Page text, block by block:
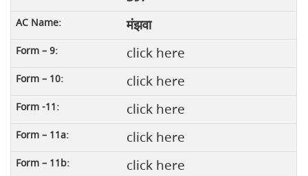
मंझवा
click here
click here
click here
click here
click here